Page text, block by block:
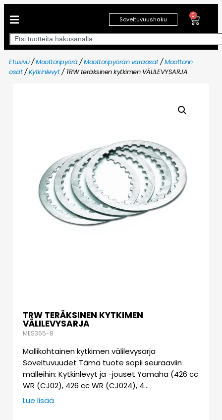
Soveltuvuushaku
0
Etusivu/Moottoripyörä/Moottoripyörän varaosat/Moottorin
osat/Kytkinlevyt/ TRW teräksinen kytkimen VÄLILEVYSARJA
TRW TERÄKSINEN KYTKIMEN
VÄLILEVYSARJA
MES365-8
Mallikohtainen kytkimen välilevysarja
Soveltuvuudet Tämä tuote sopii seuraaviin
malleihin: Kytkinlevyt ja -jouset Yamaha (426 cc
WR (CJ02), 426 cc WR (CJ024), 4…
Lue lisää